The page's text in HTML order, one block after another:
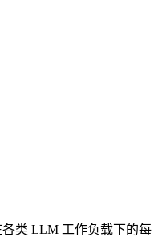
类 LLM 工作负载下的每